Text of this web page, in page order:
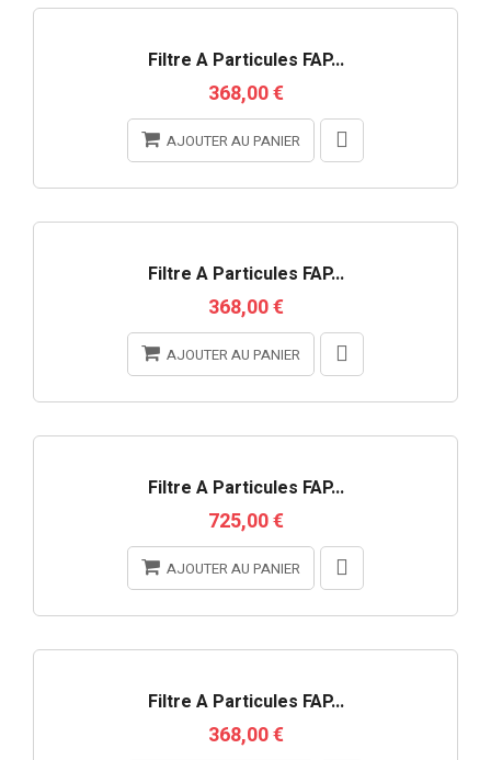
Filtre À Particules FAP...
368,00 €
AJOUTER AU PANIER
Filtre À Particules FAP...
368,00 €
AJOUTER AU PANIER
Filtre À Particules FAP...
725,00 €
AJOUTER AU PANIER
Filtre À Particules FAP...
368,00 €